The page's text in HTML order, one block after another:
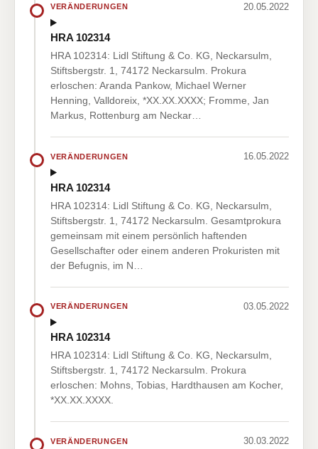
VERÄNDERUNGEN 20.05.2022
HRA 102314
HRA 102314: Lidl Stiftung & Co. KG, Neckarsulm,
Stiftsbergstr. 1, 74172 Neckarsulm. Prokura
erloschen: Aranda Pankow, Michael Werner
Henning, Valldoreix, *XX.XX.XXXX; Fromme, Jan
Markus, Rottenburg am Neckar…
VERÄNDERUNGEN 16.05.2022
HRA 102314
HRA 102314: Lidl Stiftung & Co. KG, Neckarsulm,
Stiftsbergstr. 1, 74172 Neckarsulm. Gesamtprokura
gemeinsam mit einem persönlich haftenden
Gesellschafter oder einem anderen Prokuristen mit
der Befugnis, im N…
VERÄNDERUNGEN 03.05.2022
HRA 102314
HRA 102314: Lidl Stiftung & Co. KG, Neckarsulm,
Stiftsbergstr. 1, 74172 Neckarsulm. Prokura
erloschen: Mohns, Tobias, Hardthausen am Kocher,
*XX.XX.XXXX.
VERÄNDERUNGEN 30.03.2022